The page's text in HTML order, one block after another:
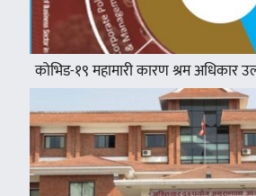
कोभिड-१९ महामारी कारण श्रम